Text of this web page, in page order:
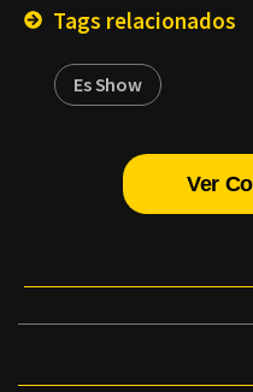
Tags relacionados
Es Show
Ver